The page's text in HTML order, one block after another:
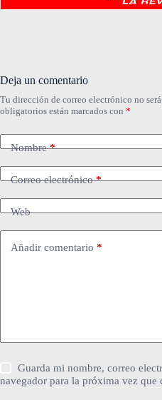
Deja un comentario
Tu dirección de correo electrónico no
obligatorios están marcados con *
Nombre*
Correo electrónico*
Web
Añadir comentario *
Guarda mi nombre, correo
navegador para la próxima vez que